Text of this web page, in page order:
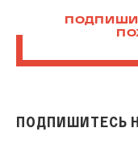
ПОДПИШИТЕСЬ